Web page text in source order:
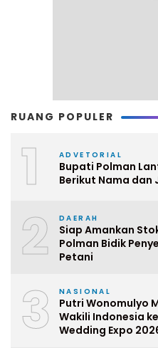
RUANG POPULER
1 ADVETORIAL
Bupati Polman
Berikut Nama dan
2 DAERAH
Siap Amankan
Polman Bidik
Petani
3 NASIONAL
Putri Wonomulyo
Wakili Indonesia
Wedding Expo